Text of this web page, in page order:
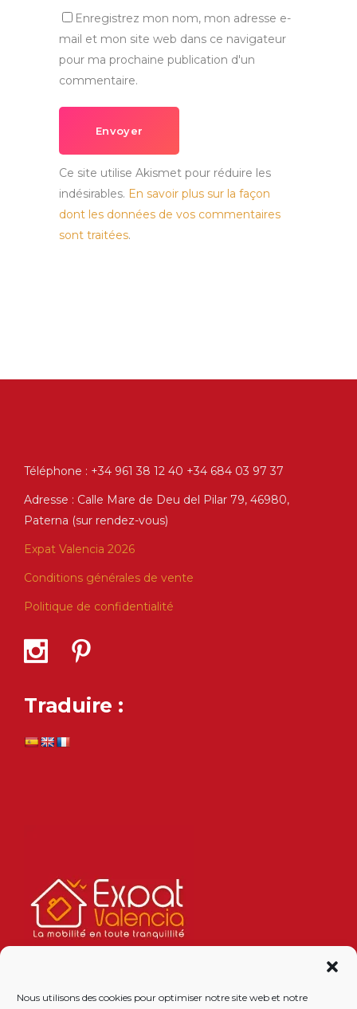
Nous utilisons des cookies pour optimiser notre site web et notre
Enregistrez mon nom, mon adresse e-
mail et mon site web dans ce navigateur
pour ma prochaine publication d'un
commentaire.
Envoyer
Ce site utilise Akismet pour réduire les
indésirables. En savoir plus sur la façon
dont les données de vos commentaires
sont traitées.
Téléphone : +34 961 38 12 40 +34 684 03 97 37
Adresse : Calle Mare de Deu del Pilar 79, 46980,
Paterna (sur rendez-vous)
Expat Valencia 2026
Conditions générales de vente
Politique de confidentialité
Traduire :